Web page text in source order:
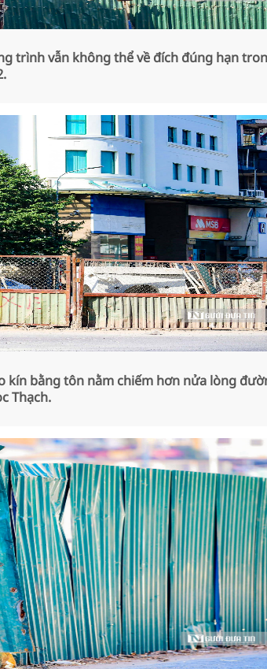
trình vẫn không thể về đích đúng hạn
kín bằng tôn nằm chiếm hơn nửa lòng
Thạch.